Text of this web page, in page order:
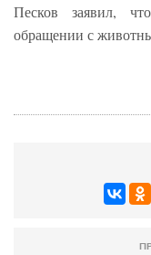
Песков заявил,
обращении с